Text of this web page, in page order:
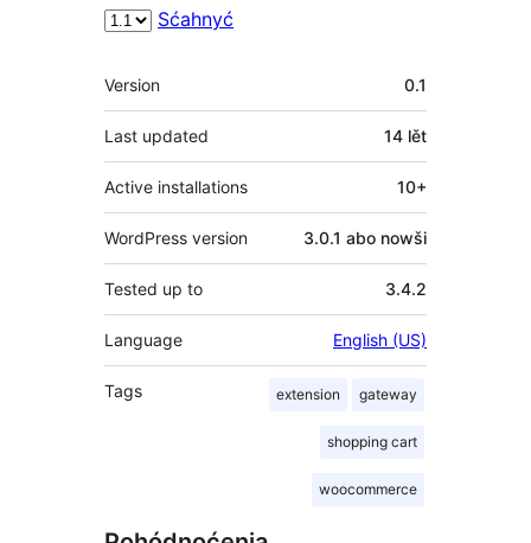
Sćahnyć
Meta
Version 0.1
Last updated 14 lět
Active installations 10+
WordPress version 3.0.1 abo nowši
Tested up to 3.4.2
Language English (US)
Tags extension gateway
shopping cart
woocommerce